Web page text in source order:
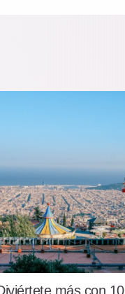
más con 10